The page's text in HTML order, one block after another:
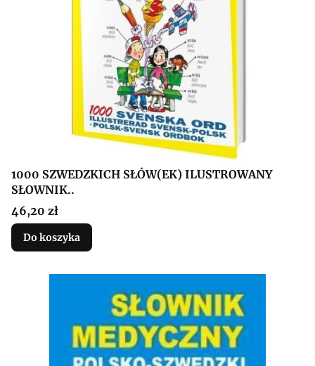
1000 SZWEDZKICH SŁÓW(EK) ILUSTROWANY
SŁOWNIK..
Cena
46,20 zł
Do koszyka